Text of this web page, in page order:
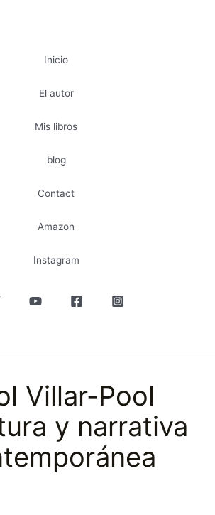
Inicio
El autor
Mis libros
blog
Contact
Amazon
Instagram
Villar-Pool
y narrativa